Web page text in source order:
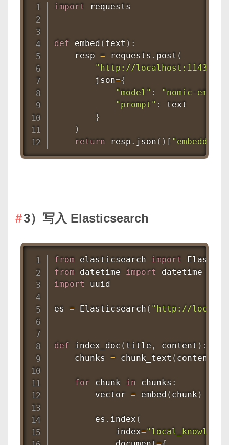
import requests
def embed ( text ) :
    resp
= requests . post (
"http://localhost:11434/
        json
={
"model" :
"nomic-
"prompt" :
text
}
)
return resp . json ( ) [ "embedding"
3）写入 Elasticsearch
from elasticsearch import
from datetime import
import uuid
es = Elasticsearch ( "http://
def index_doc ( title , content ) :
    chunks
= chunk_text ( content
for chunk in chunks :
        vector
= embed ( chunk)
        es
. index (
            index
=